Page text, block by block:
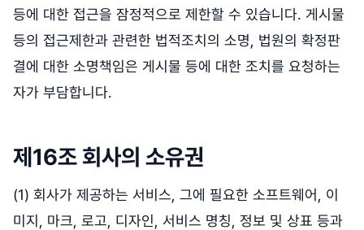
등에 대한 접근을 잠정적으로 제한할 수 있습니다. 게시물
등의 접근제한과 관련한 법적조치의 소명, 법원의 확정판
결에 대한 소명책임은 게시물 등에 대한 조치를 요청하는
자가 부담합니다.
제16조 회사의 소유권
(1) 회사가 제공하는 서비스, 그에 필요한 소프트웨어, 이
미지, 마크, 로고, 디자인, 서비스 명칭, 정보 및 상표 등과